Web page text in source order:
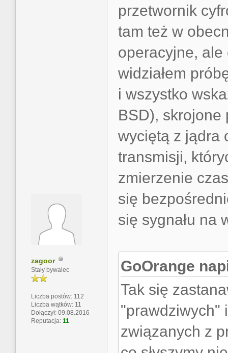
zagoor
Stały bywalec
Liczba postów: 112
Liczba wątków: 11
Dołączył: 09.08.2016
Reputacja: 11
przetwornik
tam też w
operacyjne,
widziałem
i wszystko
BSD), skrojone
wyciętą z jądra
transmisji,
zmierzenie
się
się sygnału na
GoOrange
Tak się
"prawdziwych"
związanych z